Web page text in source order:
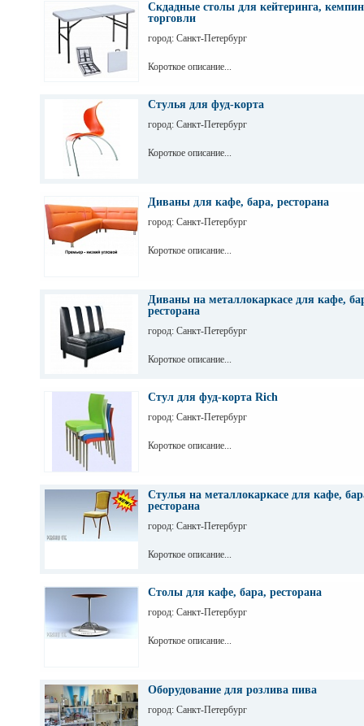
Скдадные столы для кейтеринга,
торговли
город: Санкт-Петербург
Короткое описание...
Стулья для фуд-корта
город: Санкт-Петербург
Короткое описание...
Диваны для кафе, бара, ресторана
город: Санкт-Петербург
Короткое описание...
Диваны на металлокаркасе для кафе,
ресторана
город: Санкт-Петербург
Короткое описание...
Стул для фуд-корта Rich
город: Санкт-Петербург
Короткое описание...
Стулья на металлокаркасе для кафе,
ресторана
город: Санкт-Петербург
Короткое описание...
Столы для кафе, бара, ресторана
город: Санкт-Петербург
Короткое описание...
Оборудование для розлива пива
город: Санкт-Петербург